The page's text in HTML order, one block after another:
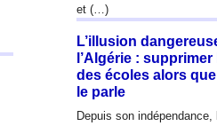
et (…)
L’illusion
l’Algérie :
des écoles alors
le parle
Depuis son indépendance,